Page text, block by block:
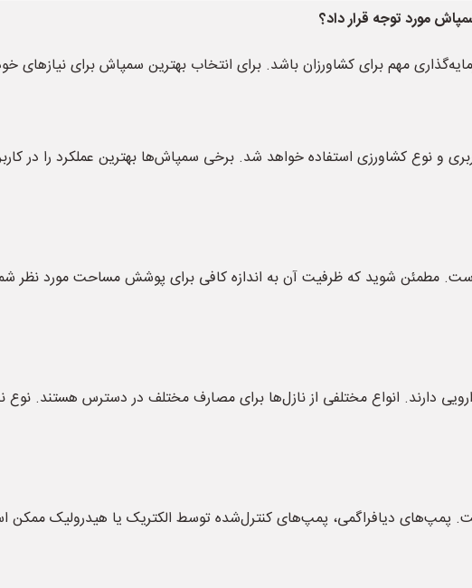
مورد توجه قرار داد؟
مهم برای کشاورزان باشد. برای انتخاب بهترین سمپاش برای نیازهای
و نوع کشاورزی استفاده خواهد شد. برخی سمپاش‌ها بهترین عملکرد را در
مطمئن شوید که ظرفیت آن به اندازه کافی برای پوشش مساحت مورد نظر شما
دارند. انواع مختلفی از نازل‌ها برای مصارف مختلف در دسترس هستند.
پمپ‌های دیافراگمی، پمپ‌های کنترل‌شده توسط الکتریک یا هیدرولیک